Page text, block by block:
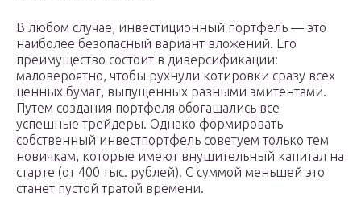
В любом случае, инвестиционный портфель — это
наиболее безопасный вариант вложений. Его
преимущество состоит в диверсификации:
маловероятно, чтобы рухнули котировки сразу всех
ценных бумаг, выпущенных разными эмитентами.
Путем создания портфеля обогащались все
успешные трейдеры. Однако формировать
собственный инвестпортфель советуем только тем
новичкам, которые имеют внушительный капитал на
старте (от 400 тыс. рублей). С суммой меньшей это
станет пустой тратой времени.